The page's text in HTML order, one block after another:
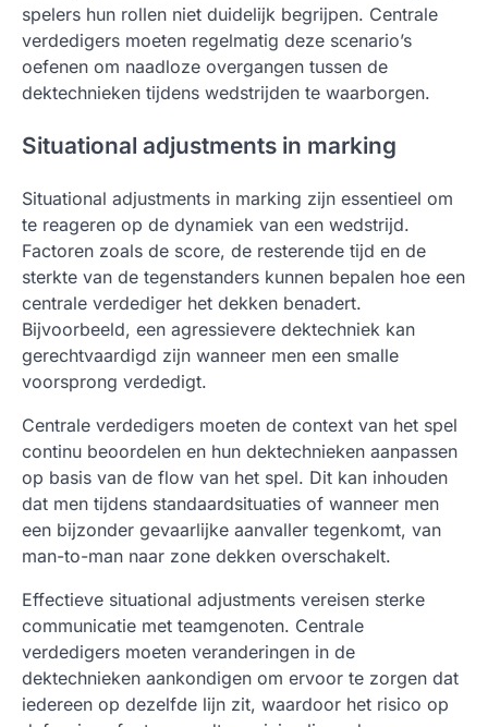
spelers hun rollen niet duidelijk begrijpen. Centrale
verdedigers moeten regelmatig deze scenario’s
oefenen om naadloze overgangen tussen de
dektechnieken tijdens wedstrijden te waarborgen.
Situational adjustments in marking
Situational adjustments in marking zijn essentieel om
te reageren op de dynamiek van een wedstrijd.
Factoren zoals de score, de resterende tijd en de
sterkte van de tegenstanders kunnen bepalen hoe een
centrale verdediger het dekken benadert.
Bijvoorbeeld, een agressievere dektechniek kan
gerechtvaardigd zijn wanneer men een smalle
voorsprong verdedigt.
Centrale verdedigers moeten de context van het spel
continu beoordelen en hun dektechnieken aanpassen
op basis van de flow van het spel. Dit kan inhouden
dat men tijdens standaardsituaties of wanneer men
een bijzonder gevaarlijke aanvaller tegenkomt, van
man-to-man naar zone dekken overschakelt.
Effectieve situational adjustments vereisen sterke
communicatie met teamgenoten. Centrale
verdedigers moeten veranderingen in de
dektechnieken aankondigen om ervoor te zorgen dat
iedereen op dezelfde lijn zit, waardoor het risico op